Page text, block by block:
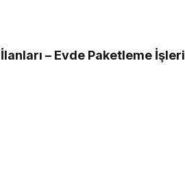
– Evde Paketleme İşleri